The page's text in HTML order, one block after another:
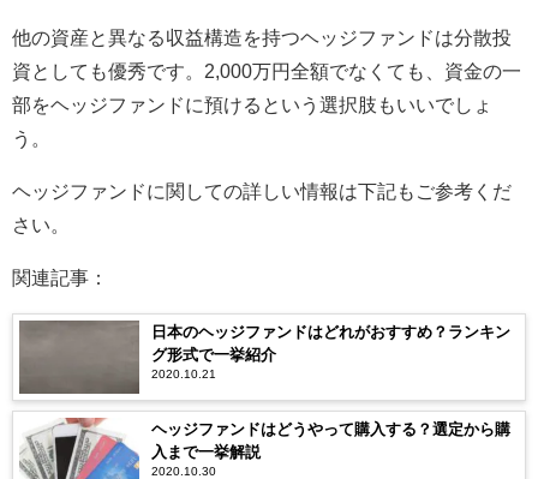
他の資産と異なる収益構造を持つヘッジファンドは分散投
資としても優秀です。2,000万円全額でなくても、資金の一
部をヘッジファンドに預けるという選択肢もいいでしょ
う。
ヘッジファンドに関しての詳しい情報は下記もご参考くだ
さい。
関連記事：
日本のヘッジファンドはどれがおすすめ？ランキン
グ形式で一挙紹介
2020.10.21
ヘッジファンドはどうやって購入する？選定から購
入まで一挙解説
2020.10.30